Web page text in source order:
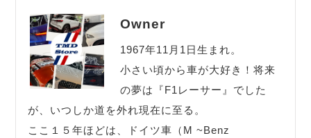
Owner
1967年11月1日生まれ。
小さい頃から車が大好き！将来
の夢は『F1レーサー』でした
が、いつしか道を外れ現在に至る。
ここ１５年ほどは、ドイツ車（M ~Benz